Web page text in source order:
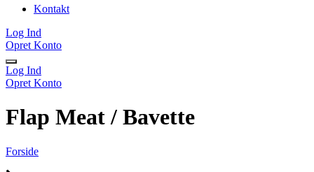
Kontakt
Log Ind
Opret Konto
Log Ind
Opret Konto
Flap Meat / Bavette
Forside